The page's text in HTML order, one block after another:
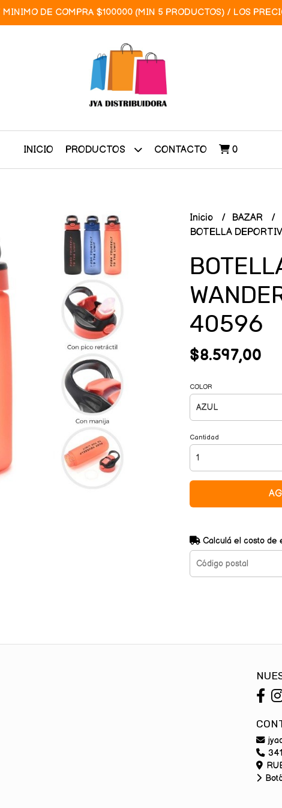
MINIMO DE COMPRA $100000 (MIN 5 PRODUCTOS) / LOS
INICIO PRODUCTOS CONTACTO 0
Inicio
BAZAR
BOTELLA
40596
$8.597,00
COLOR
Cantidad
Calculá el costo de